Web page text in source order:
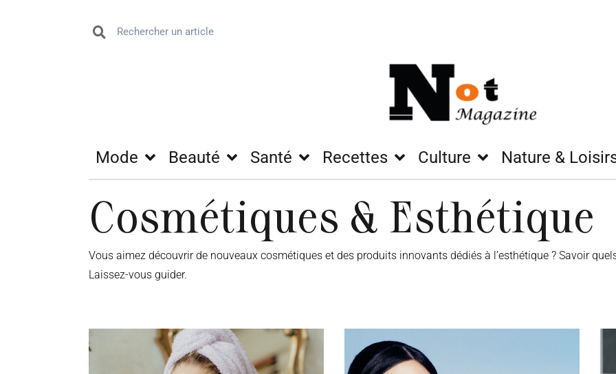
Mode Beauté Santé Recettes Culture Nature &
Cosmétiques & Esthétique
Vous aimez découvrir de nouveaux cosmétiques et des produits innovants dédiés à l’esthétique ? Savoir
Laissez-vous guider.